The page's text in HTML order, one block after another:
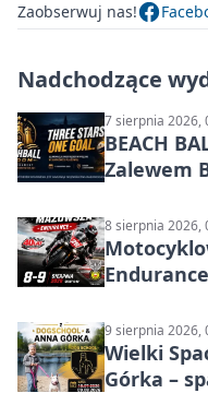
Zaobserwuj nas!
Nadchodzące
7 sierpnia 2026,
BEACH
Zalewem
8 sierpnia 2026,
9 sierpnia 2026,
Wielki
Górka –